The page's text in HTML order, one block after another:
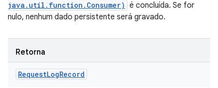
java.util.function.Consumer) é concluída. Se for
nulo, nenhum dado persistente será gravado.
Retorna
RequestLogRecord